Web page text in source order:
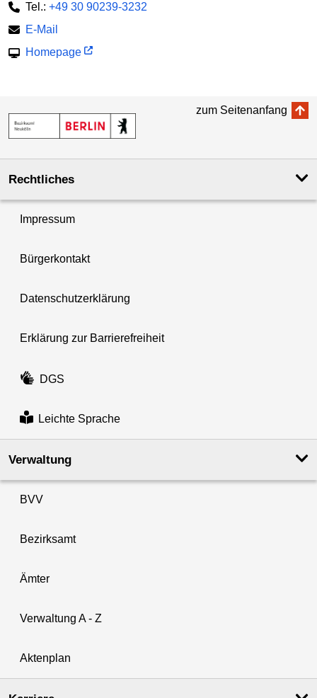
Tel.: +49 30 90239-3232
E-Mail
Homepage
zum Seitenanfang
Rechtliches
Impressum
Bürgerkontakt
Datenschutzerklärung
Erklärung zur Barrierefreiheit
DGS
Leichte Sprache
Verwaltung
BVV
Bezirksamt
Ämter
Verwaltung A - Z
Aktenplan